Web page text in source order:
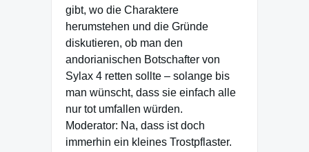
gibt, wo die Charaktere
herumstehen und die Gründe
diskutieren, ob man den
andorianischen Botschafter von
Sylax 4 retten sollte – solange bis
man wünscht, dass sie einfach alle
nur tot umfallen würden.
Moderator: Na, dass ist doch
immerhin ein kleines Trostpflaster.